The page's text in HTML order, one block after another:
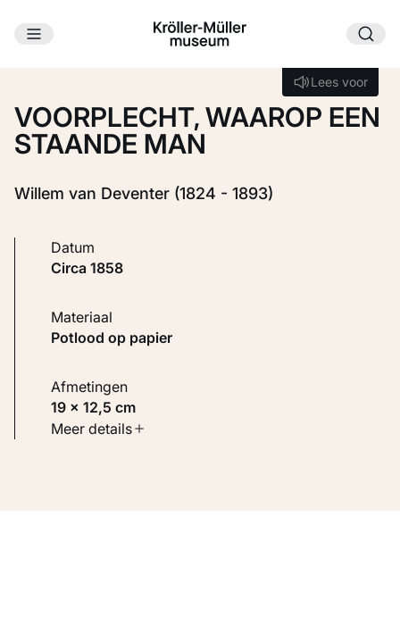
Ga naar hoofdinhoud
Lees voor
Lees voor
VOORPLECHT, WAAROP EEN
STAANDE MAN
Willem van Deventer (1824 - 1893)
Datum
circa 1858
Materiaal
Potlood op papier
Afmetingen
19 × 12,5 cm
Soort werk
Meer details